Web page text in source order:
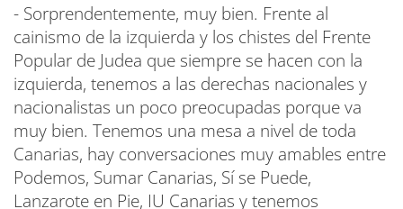
- Sorprendentemente, muy bien. Frente al
cainismo de la izquierda y los chistes del Frente
Popular de Judea que siempre se hacen con la
izquierda, tenemos a las derechas nacionales y
nacionalistas un poco preocupadas porque va
muy bien. Tenemos una mesa a nivel de toda
Canarias, hay conversaciones muy amables entre
Podemos, Sumar Canarias, Sí se Puede,
Lanzarote en Pie, IU Canarias y tenemos